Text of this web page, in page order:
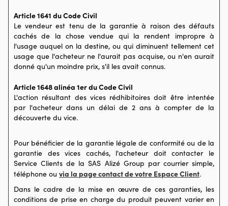
Article 1641 du Code Civil
Le vendeur est tenu de la garantie à raison des défauts
cachés de la chose vendue qui la rendent impropre à
l'usage auquel on la destine, ou qui diminuent tellement cet
usage que l'acheteur ne l'aurait pas acquise, ou n'en aurait
donné qu'un moindre prix, s'il les avait connus.
Article 1648 alinéa 1er du Code Civil
L'action résultant des vices rédhibitoires doit être intentée
par l'acheteur dans un délai de 2 ans à compter de la
découverte du vice.
Pour bénéficier de la garantie légale de conformité ou de la
garantie des vices cachés, l'acheteur doit contacter le
Service Clients de la SAS Alizé Group par courrier simple,
téléphone ou via la page contact de votre Espace Client.
Dans le cadre de la mise en œuvre de ces garanties, les
conditions de prise en charge du produit peuvent varier en